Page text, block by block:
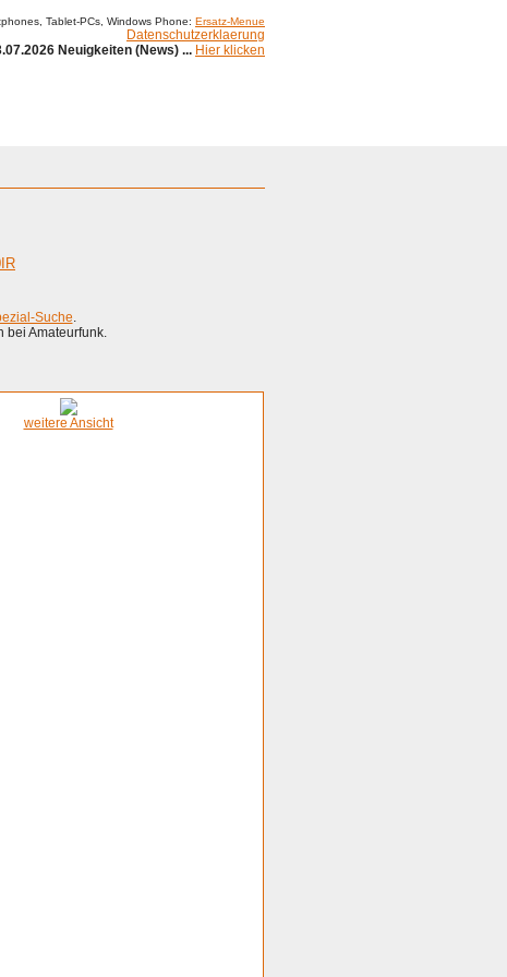
Tablet-PCs, Windows Phone: Ersatz-Menue
Datenschutzerklaerung
Neuigkeiten (News) ... Hier klicken
Suche.
bei Amateurfunk.
weitere Ansicht